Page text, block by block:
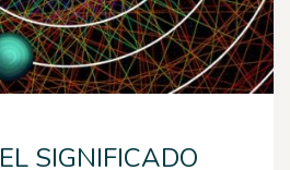
SIGNIFICADO